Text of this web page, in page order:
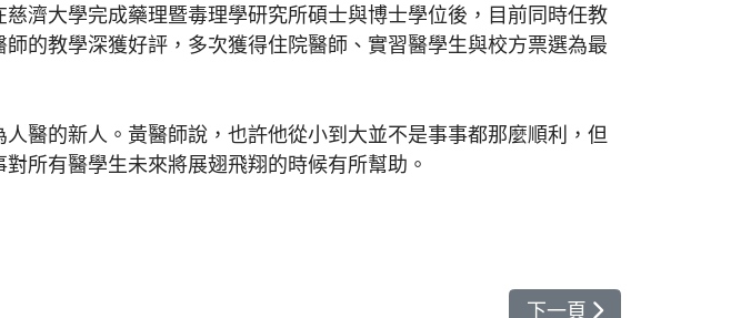
大學完成藥理暨毒理學研究所碩士與博士學位後，目前同時任教
的教學深獲好評，多次獲得住院醫師、實習醫學生與校方票選為最
的新人。黃醫師說，也許他從小到大並不是事事都那麼順利，但
所有醫學生未來將展翅飛翔的時候有所幫助。
下一篇文章: 「四不一
下一頁